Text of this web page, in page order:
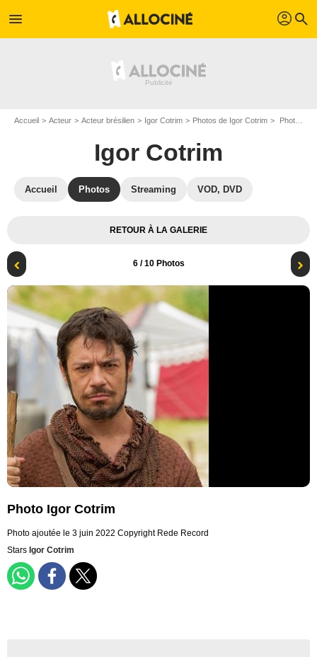
menu profil search
Accueil Acteur Acteur brésilien Igor Cotrim Photos de Igor Cotrim Photo Igor Cotrim
Igor Cotrim
Accueil Photos Streaming VOD, DVD
RETOUR À LA GALERIE
6/ 10 Photos
Photo Igor Cotrim
Photo ajoutée le 3 juin 2022 Copyright Rede Record
Stars Igor Cotrim